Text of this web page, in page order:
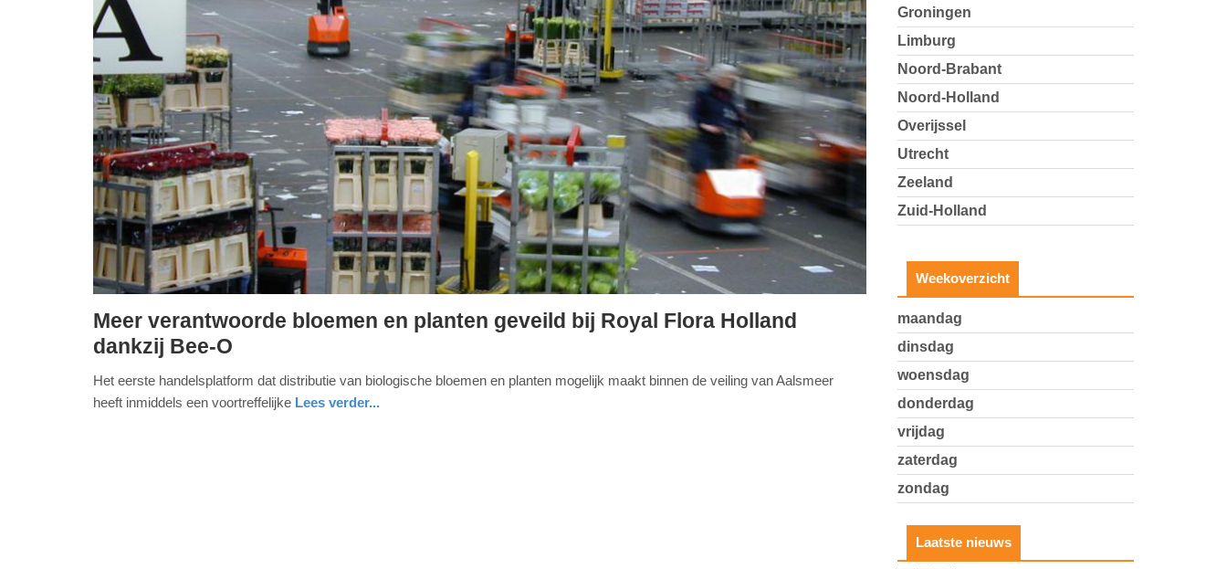
donderdag,
januari
2020
Meer verantwoorde bloemen en planten geveild bij Royal Flora Holland
dankzij Bee-O
Het eerste handelsplatform dat distributie van biologische bloemen en planten mogelijk maakt binnen de veiling van Aalsmeer
heeft inmiddels een voortreffelijke Lees verder...
Groningen
Limburg
Noord-Brabant
Noord-Holland
Overijssel
Utrecht
Zeeland
Zuid-Holland
Weekoverzicht
maandag
dinsdag
woensdag
donderdag
vrijdag
zaterdag
zondag
Laatste nieuws